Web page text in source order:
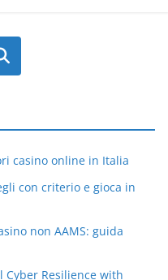
casino online in Italia
con criterio e gioca in
non AAMS: guida
Cyber Resilience with